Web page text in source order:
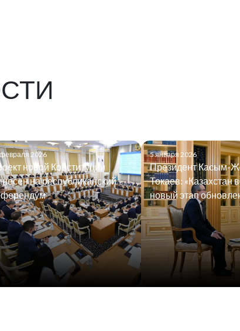
2026
новой Конституции
на республиканский
5 января 2026
Президент Касым-
Токаев: «Казахстан
новый этап